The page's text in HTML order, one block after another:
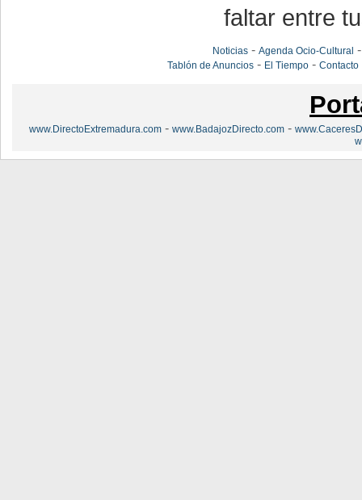
faltar entre
Noticias -Agenda Ocio-Cultural
Tablón de Anuncios - El Tiempo -Contacto
www.DirectoExtremadura.com - www.BadajozDirecto.com -